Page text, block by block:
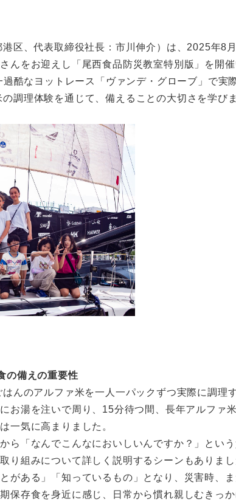
区、代表取締役社長：市川伸介）は、2025年8
んをお迎えし「尾西食品防災教室特別版」を開
酷なヨットレース「ヴァンデ・グローブ」で実
調理体験を通じて、備えることの大切さを学びま
の備えの重要性
んのアルファ米を一人一パックずつ実際に調理
お湯を注いで周り、15分待つ間、長年アルファ
一気に高まりました。
ら「なんでこんなにおいしいんですか？」とい
り組みについて詳しく説明するシーンもありま
がある」「知っているもの」となり、災害時、
保存食を身近に感じ、日常から慣れ親しむきっ